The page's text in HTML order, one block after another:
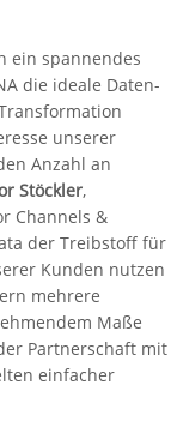
ein spannendes
die ideale Daten-
unserer
Anzahl an
Stöckler,
Channels &
der Treibstoff für
Kunden nutzen
mehrere
Maße
Partnerschaft mit
einfacher